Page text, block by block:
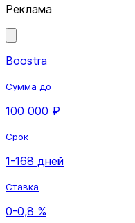
Реклама
Boostra
Сумма до
100 000 ₽
Срок
1-168 дней
Ставка
0-0,8 %